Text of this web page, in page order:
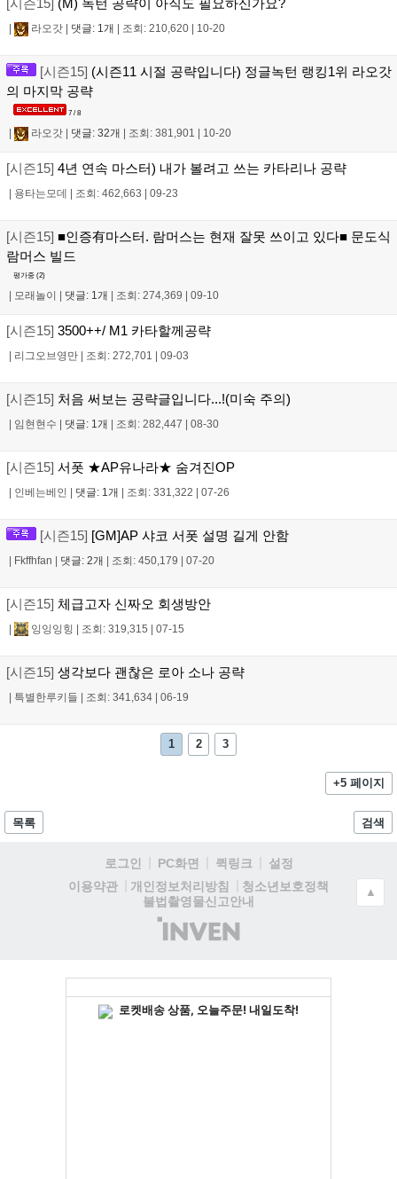
| 라오갓 | 댓글: 1개 | 조회: 210,620 | 10-20
[시즌15] (시즌11 시절 공략입니다) 정글녹턴 랭킹1위 라오갓
의 마지막 공략
7 / 8
라오갓 댓글: 32개 조회: 381,901 10-20
[시즌15] 4년 연속 마스터) 내가 볼려고 쓰는 카타리나 공략
용타는모데 조회: 462,663 09-23
[시즌15] ■인증有마스터. 람머스는 현재 잘못 쓰이고 있다■ 문도식
람머스 빌드
평가중 (2)
| 모래놀이 | 댓글: 1개 | 조회: 274,369 | 09-10
[시즌15] 3500++/ M1 카타할께공략
| 리그오브영만 | 조회: 272,701 | 09-03
[시즌15] 처음 써보는 공략글입니다...!(미숙 주의)
| 임현현수 | 댓글: 1개 | 조회: 282,447 | 08-30
[시즌15] 서폿 ★AP유나라★ 숨겨진OP
| 인베는베인 | 댓글: 1개 | 조회: 331,322 | 07-26
[시즌15] [GM]AP 샤코 서폿 설명 길게 안함
| Fkffhfan | 댓글: 2개 | 조회: 450,179 | 07-20
[시즌15] 체급고자 신짜오 회생방안
| 잉잉잉힝 | 조회: 319,315 | 07-15
[시즌15] 생각보다 괜찮은 로아 소나 공략
| 특별한루키들 | 조회: 341,634 | 06-19
1 2 3
+5 페이지
목록 검색
로그인 PC화면 퀵링크
설정
이용약관
개인정보처리방침
청소년보호정책
불법촬영물신고안내
(주)
인
▲